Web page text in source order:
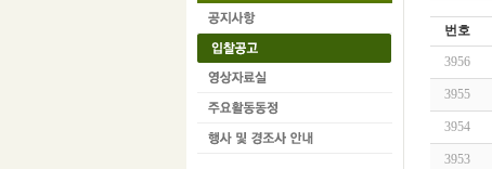
번호
3956
3955
3954
3953